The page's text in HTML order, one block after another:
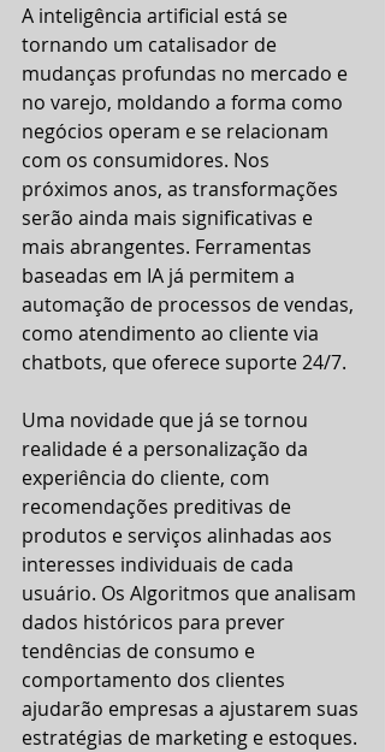
A inteligência artificial está se
tornando um catalisador de
mudanças profundas no mercado e
no varejo, moldando a forma como
negócios operam e se relacionam
com os consumidores. Nos
próximos anos, as transformações
serão ainda mais significativas e
mais abrangentes. Ferramentas
baseadas em IA já permitem a
automação de processos de vendas,
como atendimento ao cliente via
chatbots, que oferece suporte 24/7.
Uma novidade que já se tornou
realidade é a personalização da
experiência do cliente, com
recomendações preditivas de
produtos e serviços alinhadas aos
interesses individuais de cada
usuário. Os Algoritmos que analisam
dados históricos para prever
tendências de consumo e
comportamento dos clientes
ajudarão empresas a ajustarem suas
estratégias de marketing e estoques.